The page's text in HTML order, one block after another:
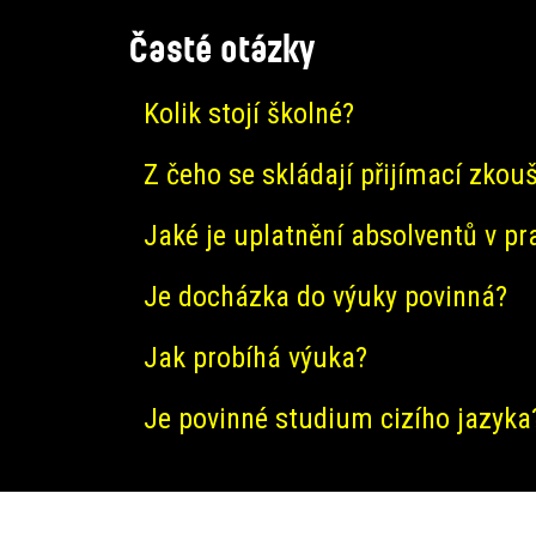
Časté otázky
Kolik stojí školné?
Z čeho se skládají přijímací
Jaké je uplatnění absolventů v
Je docházka do výuky povinná?
Jak probíhá výuka?
Je povinné studium cizího